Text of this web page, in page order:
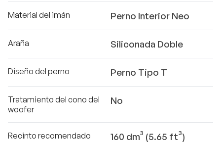
Material del imán Perno Interior Neo
Araña Siliconada Doble
Diseño del perno Perno Tipo T
Tratamiento del cono del
woofer
No
Recinto recomendado 160 dm³ (5.65 ft³)